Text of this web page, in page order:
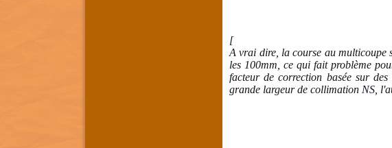
[
A vrai dire, la course au multicoupe
les 100mm, ce qui fait problème
facteur de correction basée sur
grande largeur de collimation NS,